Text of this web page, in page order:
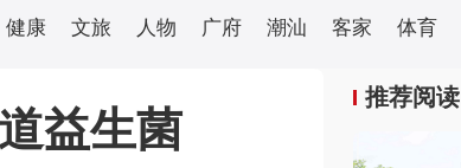
健康 文旅 人物 广府 潮汕 客家 体育
益生菌
推荐阅读